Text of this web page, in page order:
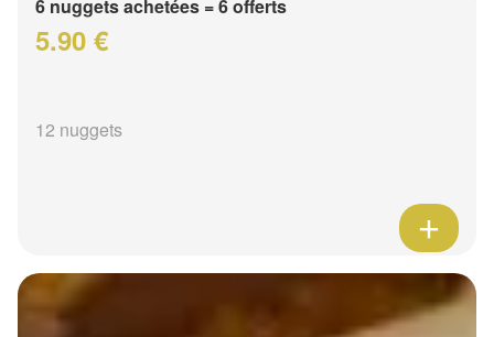
6 nuggets achetées = 6 offerts
5.90 €
12 nuggets